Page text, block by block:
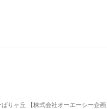
りヶ丘 【株式会社オーエーシー企